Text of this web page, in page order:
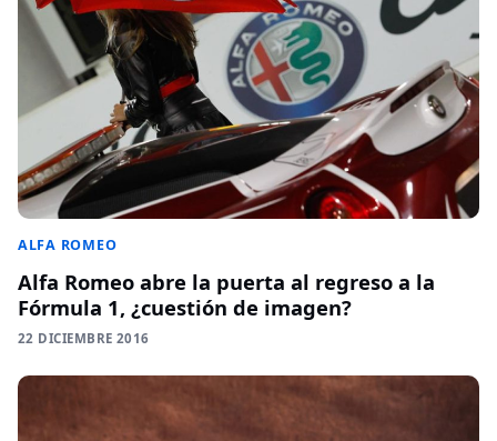
ALFA ROMEO
Alfa Romeo abre la puerta al regreso a la
Fórmula 1, ¿cuestión de imagen?
22 DICIEMBRE 2016